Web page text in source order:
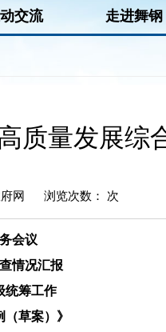
交流 走进舞钢
质量发展综
网 浏览次数： 次
会议
情况汇报
统筹工作
草案）》